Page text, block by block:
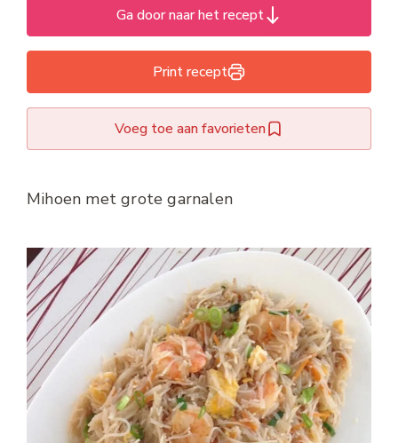
Ga door naar het recept
Print recept
Voeg toe aan favorieten
Mihoen met grote garnalen